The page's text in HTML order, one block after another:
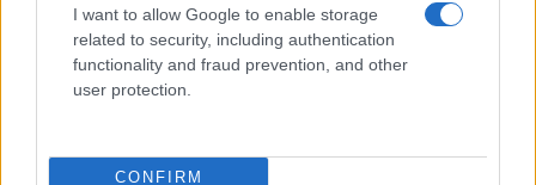
I want to allow Google to enable storage
related to security, including authentication
functionality and fraud prevention, and other
user protection.
CONFIRM
nicolaporro.it